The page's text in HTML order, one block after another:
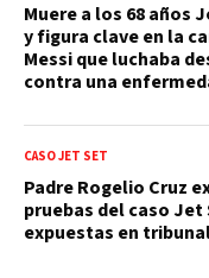
Muere a los 68 años
y figura clave en la
Messi que luchaba
contra una
CASO JET SET
Padre Rogelio Cruz
pruebas del caso Jet
expuestas en